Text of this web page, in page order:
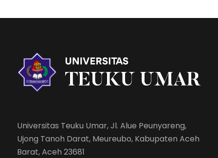
Universitas Teuku Umar, Jl. Alue Peunyareng,
Ujong Tanoh Darat, Meureubo, Kabupaten Aceh
Barat, Aceh 23681